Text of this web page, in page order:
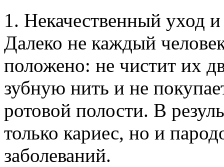
1. Некачественный уход
Далеко не каждый
положено: не чистит их
зубную нить и не
ротовой полости. В
только кариес, но и
заболеваний.